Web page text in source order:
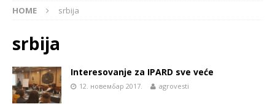
HOME srbija
srbija
Interesovanje za IPARD sve veće
12. новембар 2017. agrovesti